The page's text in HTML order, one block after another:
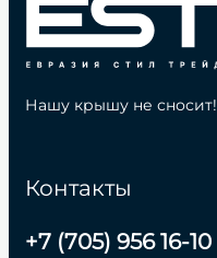
Контакты
+7 (705) 956 16-10
Нашу крышу не сносит!